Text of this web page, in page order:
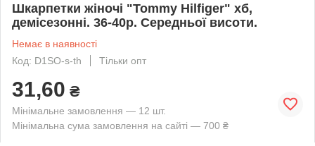
Шкарпетки жіночі "Tommy Hilfiger" хб,
демісезонні. 36-40р. Середньої висоти.
Немає в наявності
Код: D1SO-s-th
Тільки опт
31,60 ₴
Мінімальне замовлення — 12 шт.
Мінімальна сума замовлення на сайті — 700 ₴